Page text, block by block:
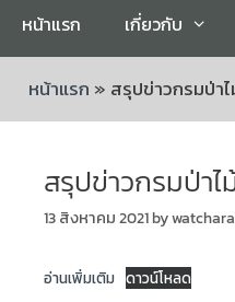
หน้าแรก เกี่ยวกับ
หน้าแรก » สรุปข่าวกรมป่าไ
สรุปข่าวกรมป่าไ
13 สิงหาคม 2021bywatchara
อ่านเพิ่มเติม ดาวน์โหลด